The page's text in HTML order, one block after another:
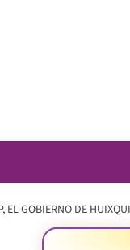
EL GOBIERNO DE